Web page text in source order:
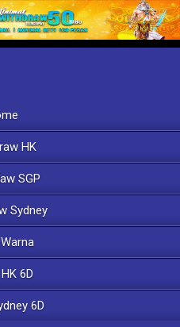
HK
SGP
Sydney
6D
6D